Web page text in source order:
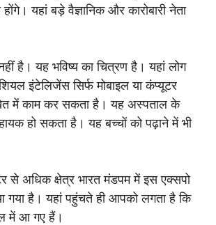
यहां बड़े वैज्ञानिक और कारोबारी नेता
है। यह भविष्य का चित्रण है। यहां लोग
इंटेलिजेंस सिर्फ मोबाइल या कंप्यूटर
में काम कर सकता है। यह अस्पताल के
हो सकता है। यह बच्चों को पढ़ाने में भी
से अधिक क्षेत्र भारत मंडपम में इस एक्सपो
गया है। यहां पहुंचते ही आपको लगता है कि
में आ गए हैं।